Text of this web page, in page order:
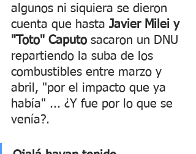
algunos ni siquiera se dieron
cuenta que hasta Javier Milei y
"Toto" Caputo sacaron un DNU
repartiendo la suba de los
combustibles entre marzo y
abril, "por el impacto que ya
había" ... ¿Y fue por lo que se
venía?.